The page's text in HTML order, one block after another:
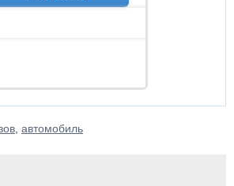
автомобиль